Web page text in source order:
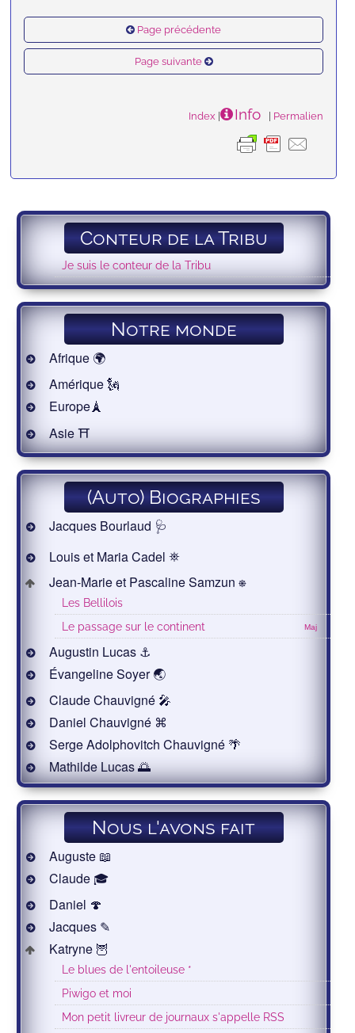
Page précédente
Page suivante
Index | Info | Permalien
Conteur de la Tribu
Je suis le conteur de la Tribu
Notre monde
Afrique 🌍
Amérique 🗽
Europe🗼
Asie ⛩
(Auto) Biographies
Jacques Bourlaud 🩺
Louis et Maria Cadel ⛯
Jean-Marie et Pascaline Samzun ⎈
Les Bellilois
Maj
Le passage sur le continent
Augustin Lucas ⚓
Évangeline Soyer 🌏
Claude Chauvigné 🎤
Daniel Chauvigné ⌘
Serge Adolphovitch Chauvigné 🌴
Mathilde Lucas 🌅
Nous l'avons fait
Auguste 📖
Claude 🎓
Daniel 🍄
Jacques ✎
Katryne 🦉
Le blues de l'entoileuse *
Piwigo et moi
Mon petit livreur de journaux s'appelle RSS